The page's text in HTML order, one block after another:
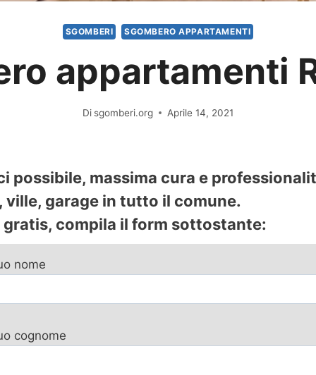
SGOMBERI SGOMBERO APPARTAMENTI
appartamenti
Di sgomberi.org Aprile 14, 2021
possibile, massima cura e
garage in tutto il comune.
compila il form sottostante:
nome
cognome